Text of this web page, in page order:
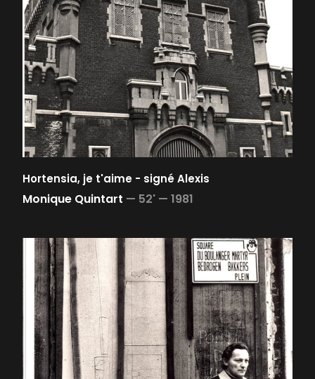
Hortensia, je t'aime - signé Alexis
Monique Quintart — 52' — 1981